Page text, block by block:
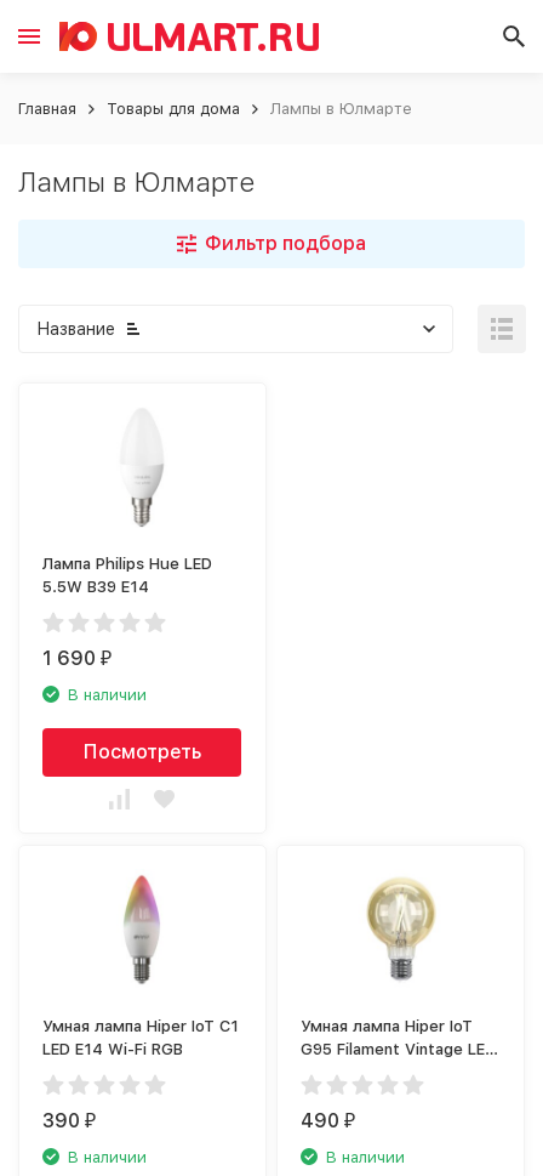
Главная Товары для дома Лампы в Юлмарте
Лампы в Юлмарте
Фильтр подбора
Название
Лампа Philips Hue LED
5.5W B39 E14
1 690₽
В наличии
Посмотреть
Умная лампа Hiper IoT C1
LED E14 Wi-Fi RGB
390₽
В наличии
Умная лампа Hiper IoT
G95 Filament Vintage LED
E27 Wi-Fi
490₽
В наличии